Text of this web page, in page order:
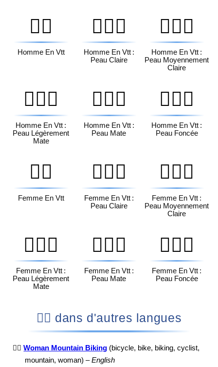
🚵‍♂️
Homme En Vtt
🚵🏻‍♂️
Homme En Vtt :
Peau Claire
🚵🏼‍♂️
Homme En Vtt :
Peau Moyennement
Claire
🚵🏽‍♂️
Homme En Vtt :
Peau Légèrement
Mate
🚵🏾‍♂️
Homme En Vtt :
Peau Mate
🚵🏿‍♂️
Homme En Vtt :
Peau Foncée
🚵‍♀️
Femme En Vtt
🚵🏻‍♀️
Femme En Vtt :
Peau Claire
🚵🏼‍♀️
Femme En Vtt :
Peau Moyennement
Claire
🚵🏽‍♀️
Femme En Vtt :
Peau Légèrement
Mate
🚵🏾‍♀️
Femme En Vtt :
Peau Mate
🚵🏿‍♀️
Femme En Vtt :
Peau Foncée
🚵‍♀️ dans d'autres langues
🚵‍♀️ Woman Mountain Biking (bicycle, bike, biking, cyclist,
mountain, woman) –English